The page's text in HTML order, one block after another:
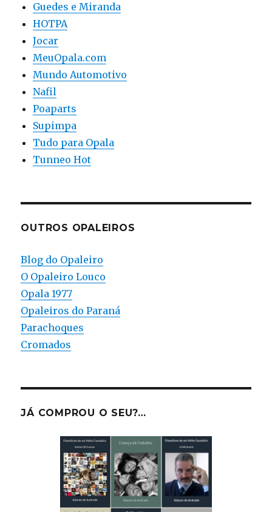
Guedes e Miranda
HOTPA
Jocar
MeuOpala.com
Mundo Automotivo
Nafil
Poaparts
Supimpa
Tudo para Opala
Tunneo Hot
OUTROS OPALEIROS
Blog do Opaleiro
O Opaleiro Louco
Opala 1977
Opaleiros do Paraná
Parachoques
Cromados
JÁ COMPROU O SEU?…